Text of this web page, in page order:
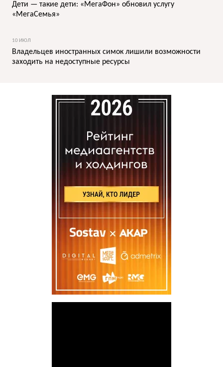
Дети — такие дети: «МегаФон» обновил услугу
«МегаСемья»
10 ИЮЛ
Владельцев иностранных симок лишили возможности
заходить на недоступные ресурсы